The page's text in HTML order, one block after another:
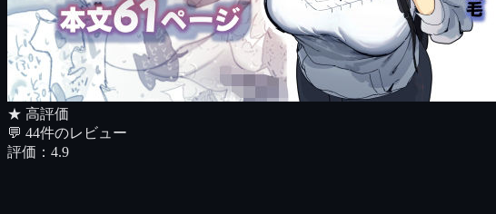
★ 高評価
💬 44件のレビュー
評価： 4.9